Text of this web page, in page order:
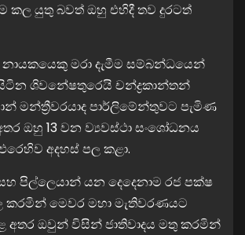
කල යුතු බවත් ඔහු එහිදී තව දුරටත්
නායකයෙකු මරා දැමීම සම්බන්ධයෙන්
ශිවනේෂතුරෙයි චන්ද්‍රකාන්තන්
මන්ත්‍රීවරයාද පාර්ලිමේන්තුවට පැමිණ
ඔහු 13 වන ව්‍යවස්ථා සංශෝධනය
අදහස් පල කළා.
පිල්ලෙයාන් යන දෙදෙනාම රජ පක්ෂ
කරමින් මෙවර මහා මැතිවරණයට
අතර ඔවුන් විසින් ජාතිවාදය මතු කරමින්